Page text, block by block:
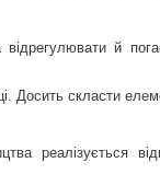
й
скласти
реалізується